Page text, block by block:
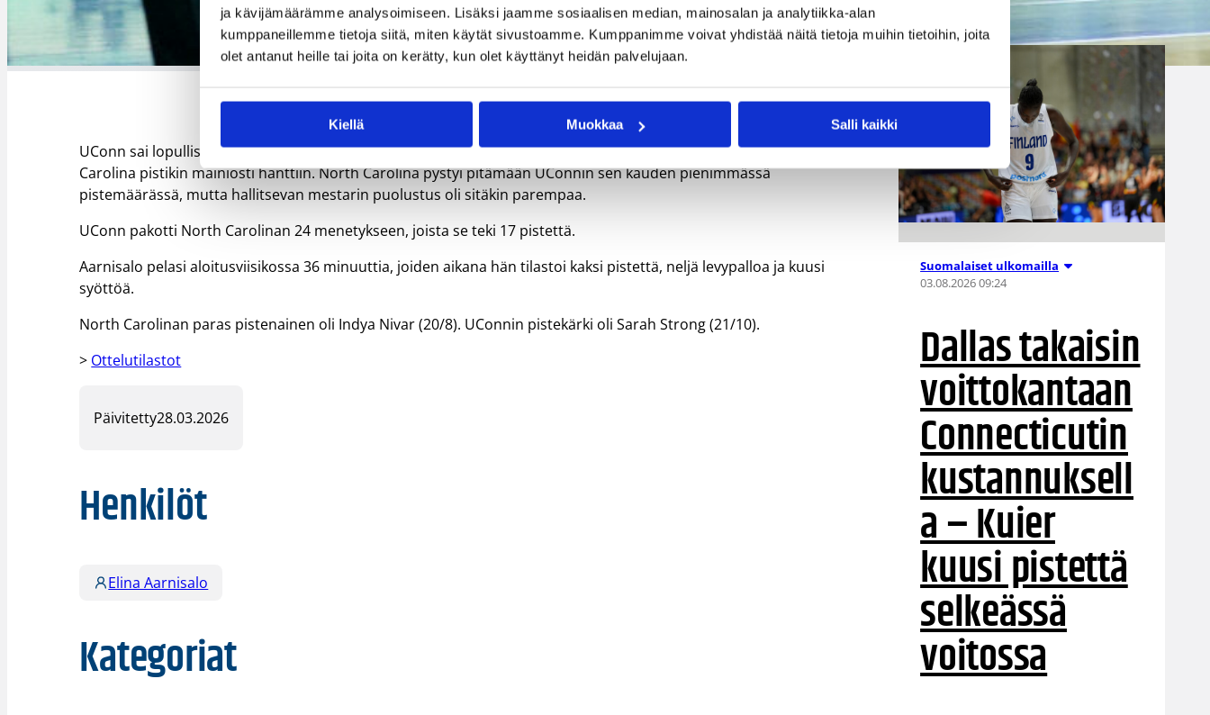
ja kävijämäärämme analysoimiseen. Lisäksi jaamme sosiaalisen median, mainosalan ja analytiikka-alan
kumppaneillemme tietoja siitä, miten käytät sivustoamme. Kumppanimme voivat yhdistää näitä tietoja muihin tietoihin, joita
olet antanut heille tai joita on kerätty, kun olet käyttänyt heidän palvelujaan.
Kiellä Muokkaa Salli kaikki
Awak Kuier nähdään jälleen kivenkovassa WNBA:ssa
UConn sai lopullisesti johtoaseman toisen jakson aluksi eikä enää katsonut sen jälkeen taakse, vaikka North
Carolina pistikin mainiosti hanttiin. North Carolina pystyi pitämään UConnin sen kauden pienimmässä
pistemäärässä, mutta hallitsevan mestarin puolustus oli sitäkin parempaa.
UConn pakotti North Carolinan 24 menetykseen, joista se teki 17 pistettä.
Aarnisalo pelasi aloitusviisikossa 36 minuuttia, joiden aikana hän tilastoi kaksi pistettä, neljä levypalloa ja kuusi
syöttöä.
North Carolinan paras pistenainen oli Indya Nivar (20/8). UConnin pistekärki oli Sarah Strong (21/10).
> Ottelutilastot
Päivitetty28.03.2026
Henkilöt
Elina Aarnisalo
Kategoriat
Suomalaiset ulkomailla
03.08.2026 09:24
Dallas takaisin
voittokantaan
Connecticutin
kustannuksell
a – Kuier
kuusi pistettä
selkeässä
voitossa